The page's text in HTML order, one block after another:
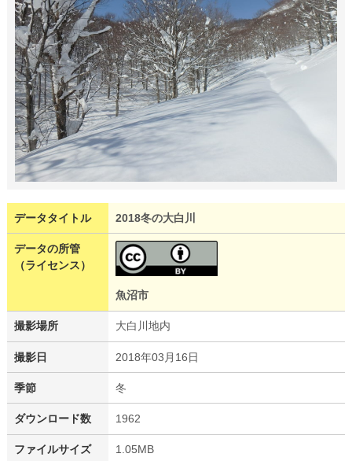
データタイトル 2018冬の大白川
データの所管
（ライセンス）
魚沼市
撮影場所 大白川地内
撮影日 2018年03月16日
季節 冬
ダウンロード数 1962
ファイルサイズ 1.05MB